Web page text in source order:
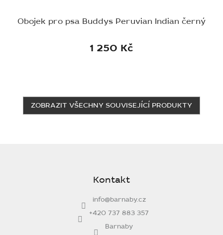
Obojek pro psa Buddys Peruvian Indian černý
1 250 Kč
ZOBRAZIT VŠECHNY SOUVISEJÍCÍ PRODUKTY
Kontakt
info@barnaby.cz
+420 737 883 357
Barnaby